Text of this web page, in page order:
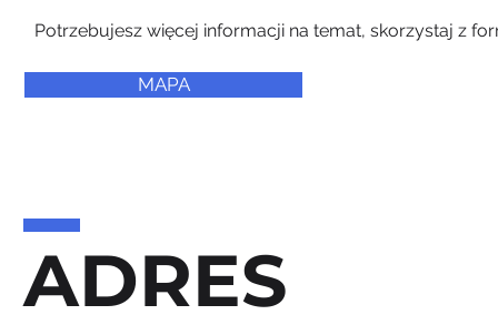
Potrzebujesz więcej informacji na temat, skorzystaj z
MAPA
ADRES